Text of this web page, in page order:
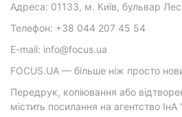
Адреса: 01133, м. Київ, бульвар
Телефон: +38 044 207 45 54
E-mail: info@focus.ua
FOCUS.UA — більше ніж просто
Передрук, копіювання або
містить посилання на агентство